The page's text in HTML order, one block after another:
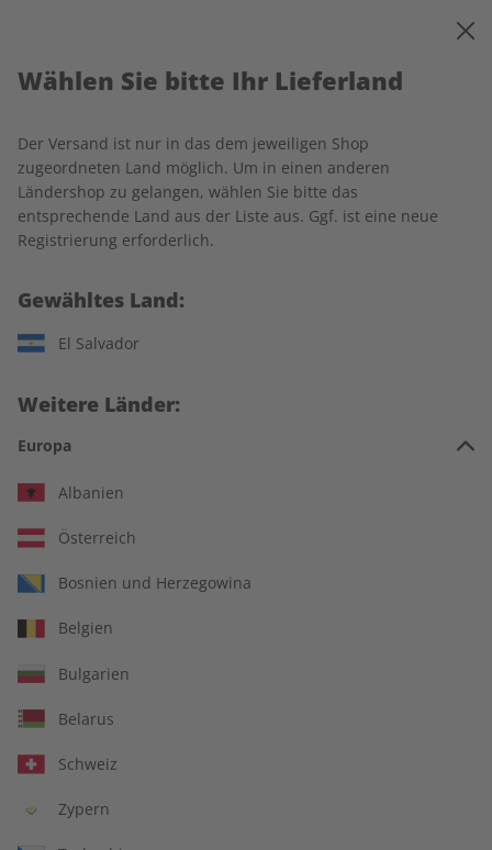
Startseite Spotlight Produkte
Produkte
20 Artikel
Filter
Jahrgang 2025
€ 69,90
Wählen Sie bitte Ihr Lieferland
Der Versand ist nur in das dem jeweiligen Shop
zugeordneten Land möglich. Um in einen anderen
Ländershop zu gelangen, wählen Sie bitte das
entsprechende Land aus der Liste aus. Ggf. ist eine neue
Registrierung erforderlich.
Gewähltes Land:
El Salvador
Weitere Länder:
Europa
Albanien
Österreich
Bosnien und Herzegowina
Belgien
Bulgarien
Belarus
Schweiz
Zypern